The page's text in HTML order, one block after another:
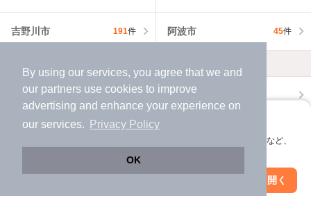
By using our services, you agree that we and
our partners use cookies to improve
advertising and enhance your experience on
our services.
Privacy Policy
OK
アプリに切り替えて、サクサクお部屋探し
会員登録なしですぐ使える。マップ検索やお気に入り保存など、
アプリを開く
吉野川市 191件 阿波市 45件
小松島市の不動産会社・不動産屋から探す
徳島県の不動産会社・不動産屋から探す
小松島市で外壁塗装の業者を探す
絞り込み条件を変更